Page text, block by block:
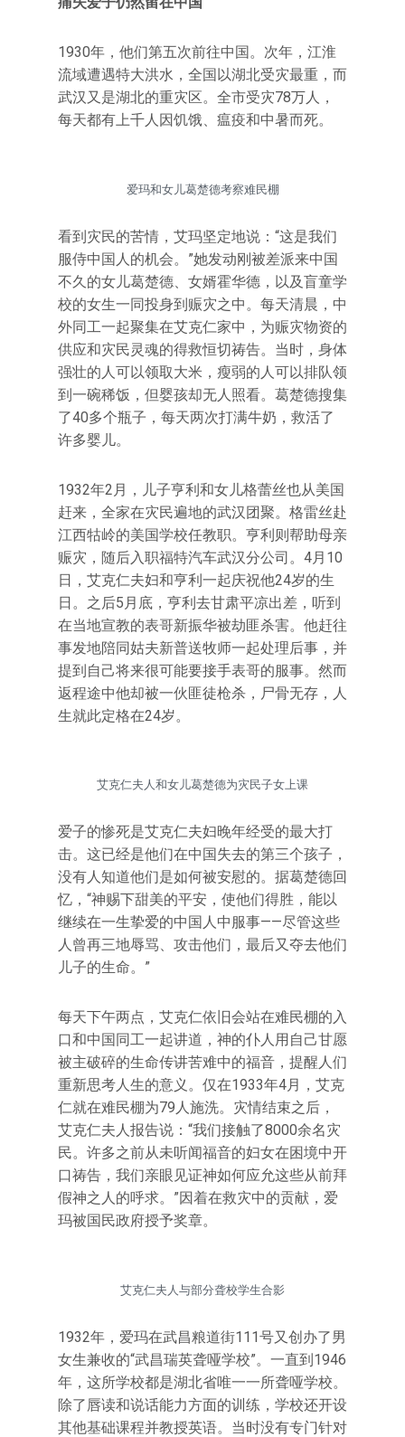
1930年，他们第五次前往中国。次年，江淮
流域遭遇特大洪水，全国以湖北受灾最重，而
武汉又是湖北的重灾区。全市受灾78万人，
每天都有上千人因饥饿、瘟疫和中暑而死。
爱玛和女儿葛楚德考察难民棚
看到灾民的苦情，艾玛坚定地说：“这是我们
服侍中国人的机会。”她发动刚被差派来中国
不久的女儿葛楚德、女婿霍华德，以及盲童学
校的女生一同投身到赈灾之中。每天清晨，中
外同工一起聚集在艾克仁家中，为赈灾物资的
供应和灾民灵魂的得救恒切祷告。当时，身体
强壮的人可以领取大米，瘦弱的人可以排队领
到一碗稀饭，但婴孩却无人照看。葛楚德搜集
了40多个瓶子，每天两次打满牛奶，救活了
许多婴儿。
1932年2月，儿子亨利和女儿格蕾丝也从美国
赶来，全家在灾民遍地的武汉团聚。格雷丝赴
江西牯岭的美国学校任教职。亨利则帮助母亲
赈灾，随后入职福特汽车武汉分公司。4月10
日，艾克仁夫妇和亨利一起庆祝他24岁的生
日。之后5月底，亨利去甘肃平凉出差，听到
在当地宣教的表哥新振华被劫匪杀害。他赶往
事发地陪同姑夫新普送牧师一起处理后事，并
提到自己将来很可能要接手表哥的服事。然而
返程途中他却被一伙匪徒枪杀，尸骨无存，人
生就此定格在24岁。
艾克仁夫人和女儿葛楚德为灾民子女上课
爱子的惨死是艾克仁夫妇晚年经受的最大打
击。这已经是他们在中国失去的第三个孩子，
没有人知道他们是如何被安慰的。据葛楚德回
忆，“神赐下甜美的平安，使他们得胜，能以
继续在一生挚爱的中国人中服事——尽管这些
人曾再三地辱骂、攻击他们，最后又夺去他们
儿子的生命。”
每天下午两点，艾克仁依旧会站在难民棚的入
口和中国同工一起讲道，神的仆人用自己甘愿
被主破碎的生命传讲苦难中的福音，提醒人们
重新思考人生的意义。仅在1933年4月，艾克
仁就在难民棚为79人施洗。灾情结束之后，
艾克仁夫人报告说：“我们接触了8000余名灾
民。许多之前从未听闻福音的妇女在困境中开
口祷告，我们亲眼见证神如何应允这些从前拜
假神之人的呼求。”因着在救灾中的贡献，爱
玛被国民政府授予奖章。
艾克仁夫人与部分聋校学生合影
1932年，爱玛在武昌粮道街111号又创办了男
女生兼收的“武昌瑞英聋哑学校”。一直到1946
年，这所学校都是湖北省唯一一所聋哑学校。
除了唇读和说话能力方面的训练，学校还开设
其他基础课程并教授英语。当时没有专门针对